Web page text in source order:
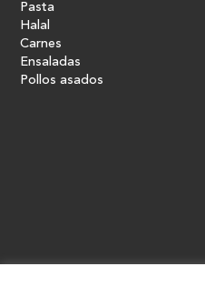
Pasta
Halal
Carnes
Ensaladas
Pollos asados